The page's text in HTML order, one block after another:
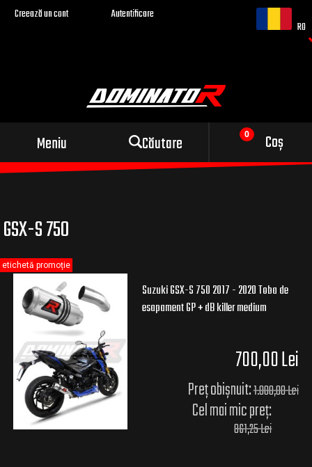
Creează un cont
Autentificare
RO
Meniu Căutare Coș
Evacuare sport pentru
motocicleta ta
GSX-S 750
Suzuki GSX-S 750 2017 - 2020 Toba de
esapament GP + dB killer medium
700,00 Lei
Preț obișnuit:1.000,00 Lei
Cel mai mic preț:
861,25 Lei
etichetă promoție